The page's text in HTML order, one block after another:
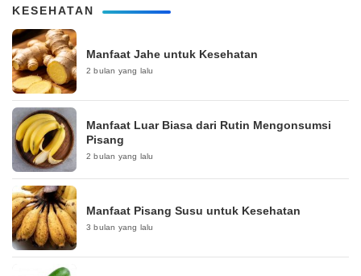
KESEHATAN
Manfaat Jahe untuk Kesehatan
2 bulan yang lalu
Manfaat Luar Biasa dari Rutin Mengonsumsi
Pisang
2 bulan yang lalu
Manfaat Pisang Susu untuk Kesehatan
3 bulan yang lalu